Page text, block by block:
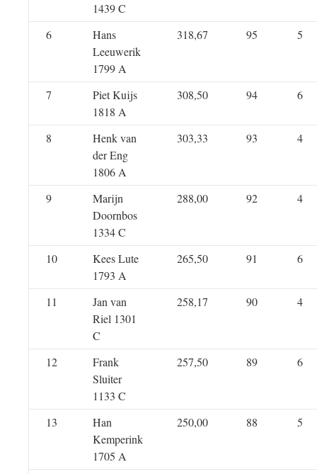
1439 C
6
Hans
Leeuwerik
1799 A
318,67 95 5
7
Piet Kuijs
1818 A
308,50 94 6
8
Henk van
der Eng
1806 A
303,33 93 4
9
Marijn
Doornbos
1334 C
288,00 92 4
10
Kees Lute
1793 A
265,50 91 6
11
Jan van
Riel 1301
C
258,17 90 4
12
Frank
Sluiter
1133 C
257,50 89 6
13
Han
Kemperink
1705 A
250,00 88 5